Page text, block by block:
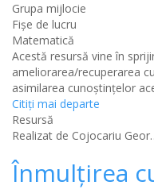
Grupa mijlocie
Fișe de lucru
Matematică
Acestă resursă vine în
ameliorarea/recuperarea
asimilarea cunoștințelor
Citiţi mai departe
Resursă
Realizat de Cojocariu
Înmulțirea